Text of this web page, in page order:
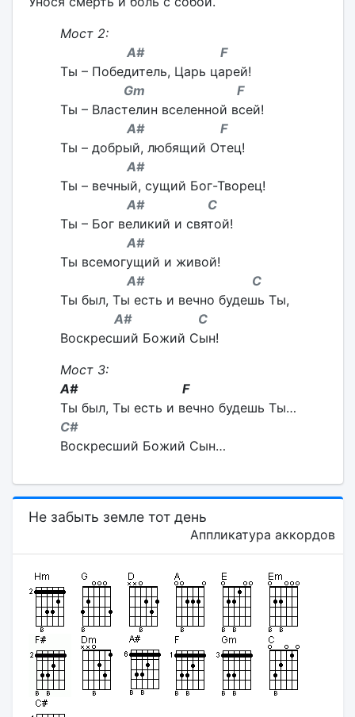
Мост 2:
A# F
Ты – Победитель, Царь царей!
Gm F
Ты – Властелин вселенной всей!
A# F
Ты – добрый, любящий Отец!
A#
Ты – вечный, сущий Бог-Творец!
A# C
Ты – Бог великий и святой!
A#
Ты всемогущий и живой!
A# C
Ты был, Ты есть и вечно будешь Ты,
A# C
Воскресший Божий Сын!
Мост 3:
A# F
Ты был, Ты есть и вечно будешь Ты…
C#
Воскресший Божий Сын…
Не забыть земле тот день
Аппликатура аккордов